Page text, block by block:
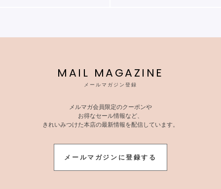
MAIL MAGAZINE
メールマガジン登録
メルマガ会員限定のクーポンや
お得なセール情報など、
きれいみつけた本店の最新情報を配信しています。
メールマガジンに登録する